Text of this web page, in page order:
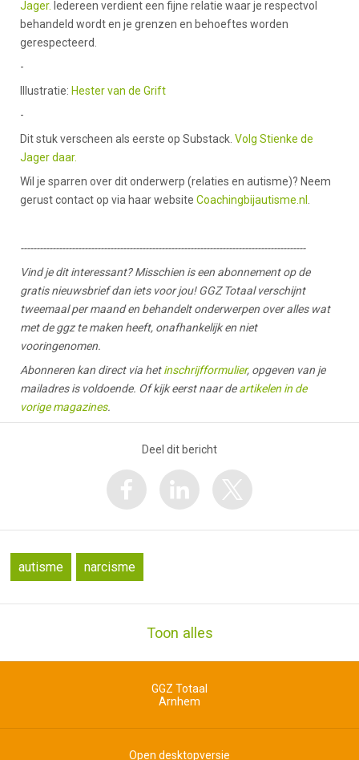
Jager. Iedereen verdient een fijne relatie waar je respectvol
behandeld wordt en je grenzen en behoeftes worden
gerespecteerd.
-
Illustratie: Hester van de Grift
-
Dit stuk verscheen als eerste op Substack. Volg Stienke de
Jager daar.
Wil je sparren over dit onderwerp (relaties en autisme)? Neem
gerust contact op via haar website Coachingbijautisme.nl
-----------------------------------------------------------------------------------------
Vind je dit interessant? Misschien is een abonnement op de
gratis nieuwsbrief dan iets voor jou! GGZ Totaal verschijnt
tweemaal per maand en behandelt onderwerpen over alles wat
met de ggz te maken heeft, onafhankelijk en niet
vooringenomen.
Abonneren kan direct via hetinschrijfformulier, opgeven van je
mailadres is voldoende. Of kijk eerst naar deartikelen in de
vorige magazines.
Deel dit bericht
autisme narcisme
Toon alles
GGZ Totaal
Arnhem
Open desktopversie